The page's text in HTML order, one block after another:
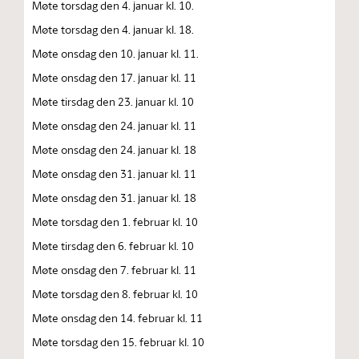
Møte torsdag den 4. januar kl. 10.
Møte torsdag den 4. januar kl. 18.
Møte onsdag den 10. januar kl. 11.
Møte onsdag den 17. januar kl. 11
Møte tirsdag den 23. januar kl. 10
Møte onsdag den 24. januar kl. 11
Møte onsdag den 24. januar kl. 18
Møte onsdag den 31. januar kl. 11
Møte onsdag den 31. januar kl. 18
Møte torsdag den 1. februar kl. 10
Møte tirsdag den 6. februar kl. 10
Møte onsdag den 7. februar kl. 11
Møte torsdag den 8. februar kl. 10
Møte onsdag den 14. februar kl. 11
Møte torsdag den 15. februar kl. 10